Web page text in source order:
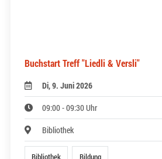
Buchstart Treff "Liedli & Versli"
Di, 9. Juni 2026
09:00 - 09:30 Uhr
Bibliothek
Bibliothek Bildung